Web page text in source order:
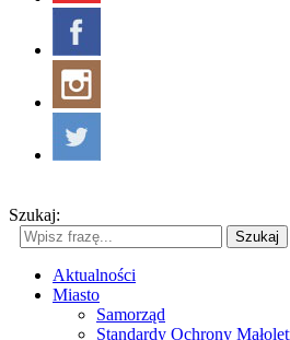
Szukaj:
Szukaj
Aktualności
Miasto
Samorząd
Standardy Ochrony